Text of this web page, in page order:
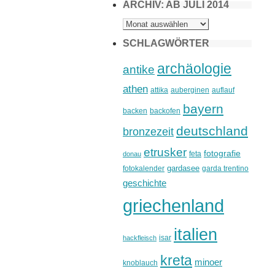
ARCHIV: AB JULI 2014
ARCHIV:
AB
2014
SCHLAGWÖRTER
antike archäologie
athen attika auberginen auflauf
backen backofen bayern
bronzezeit deutschland
donau etrusker feta fotografie
fotokalender gardasee garda trentino
geschichte
griechenland
hackfleisch isar italien
knoblauch kreta minoer